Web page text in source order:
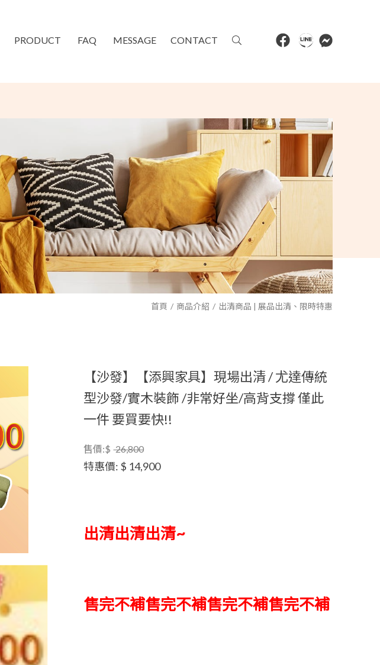
PRODUCT FAQ MESSAGE CONTACT
首頁 商品介紹 出清商品 | 展品出清、限時特惠
【沙發】【添興家具】現場出清 / 尤達傳統
型沙發/實木裝飾 /非常好坐/高背支撐 僅此
一件 要買要快!!
售價:$ 26,800
特惠價: $ 14,900
出清出清出清~
售完不補售完不補售完不補售完不補